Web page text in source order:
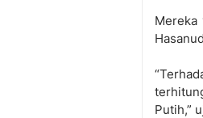
Mereka
Putih,”